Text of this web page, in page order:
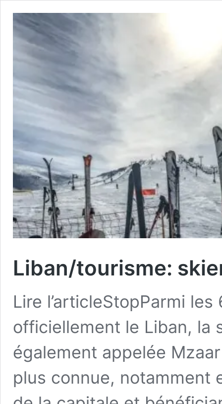
Liban/tourisme:
Lire l’articleStopParmi
officiellement le Liban, la
également appelée
plus connue, notamment